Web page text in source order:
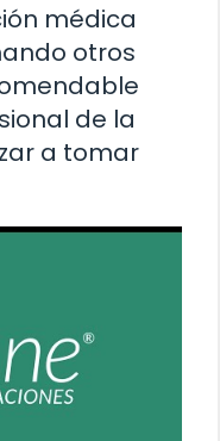
médica
otros
de la
a tomar